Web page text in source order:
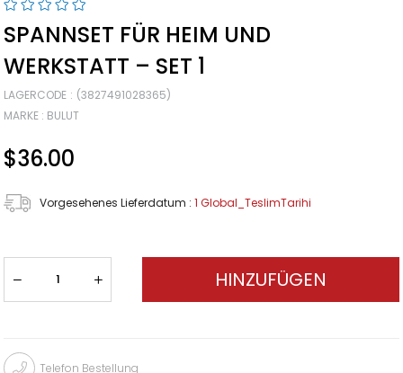
SPANNSET FÜR HEIM UND
WERKSTATT – SET 1
LAGERCODE
(3827491028365)
MARKE : BULUT
$36.00
Vorgesehenes Lieferdatum : 1 Global_TeslimTarihi
Telefon Bestellung